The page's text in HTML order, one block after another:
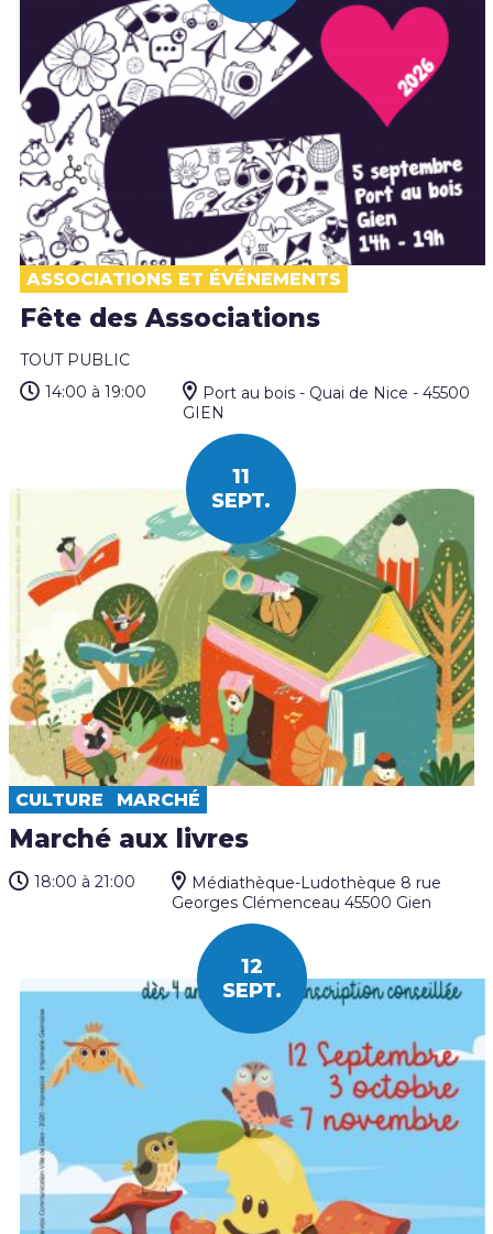
ASSOCIATIONS ET ÉVÉNEMENTS
Fête des Associations
TOUT PUBLIC
14:00 à 19:00
Port au bois - Quai de Nice - 45500
GIEN
11
SEPT.
CULTURE MARCHÉ
Marché aux livres
18:00 à 21:00
Médiathèque-Ludothèque 8 rue
Georges Clémenceau 45500 Gien
12
SEPT.